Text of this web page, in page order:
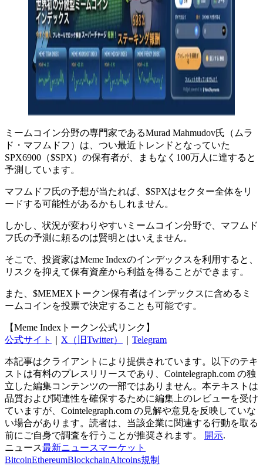
ミームコイン分野の専門家であるMurad Mahmudov氏（ムラ
ド・マフムドフ）は、つい最近トレンドとなっていた
SPX6900（$SPX）の保有者が、まもなく100万人に達すると
予測しています。
マフムドフ氏の予想が当たれば、$SPXはセクター全体をリ
ードする可能性があるかもしれません。
しかし、状況が変わりやすいミームコイン分野で、マフムド
フ氏の予測に頼るのは賢明とはいえません。
そこで、投資家はMeme Indexのインデックスを利用すると、
リスクを抑えて保有資産から利益を得ることができます。
また、$MEMEXトークン保有者はインデックスに含めるミ
ームコインを投票で決定することも可能です。
【Meme Indexトークン公式リンク】
公式サイト
X（旧Twitter） Telegram
本記事はクライアントにより提供されています。以下のテキ
ストは有料のプレスリリースであり、Cointelegraph.com の独
立した編集コンテンツの一部ではありません。本テキストは
品質および関連性を確保するために編集上のレビューを受け
ていますが、Cointelegraph.com の見解や意見を反映していな
い場合があります。読者は、当該企業に関連する行動を取る
前にご自身で調査を行うことが推奨されます。
開示.
ニュース最新ニュースマーケット
BitcoinEthereumBlockchainAltcoins規制